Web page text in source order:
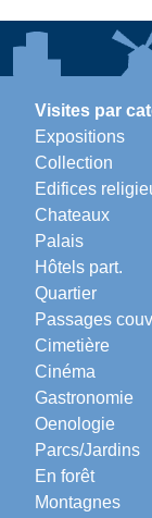
Visites par
Expositions
Collection
Edifices
Chateaux
Palais
Hôtels part.
Quartier
Passages
Cimetière
Cinéma
Gastronomie
Oenologie
Parcs/Jardins
En forêt
Montagnes